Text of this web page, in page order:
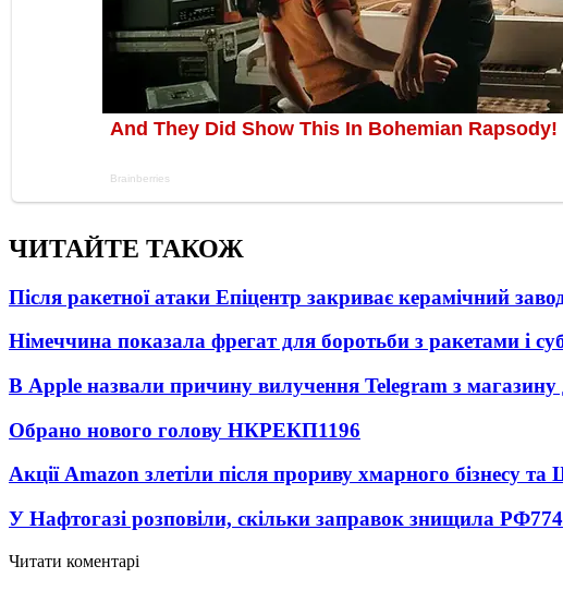
ЧИТАЙТЕ ТАКОЖ
Після ракетної атаки Епіцентр закриває керамічний
Німеччина показала фрегат для боротьби з ракетами і
В Apple назвали причину вилучення Telegram з магазину
Обрано нового голову НКРЕКП1196
Акції Amazon злетіли після прориву хмарного бізнесу та
У Нафтогазі розповіли, скільки заправок знищила РФ774
Читати коментарі